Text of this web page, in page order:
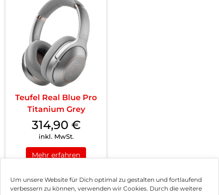
Um unsere Website für Dich optimal zu gestalten und fortlaufend
verbessern zu können, verwenden wir Cookies. Durch die weitere
Teufel Real Blue Pro
Titanium Grey
314,90 €
inkl. MwSt.
Mehr erfahren